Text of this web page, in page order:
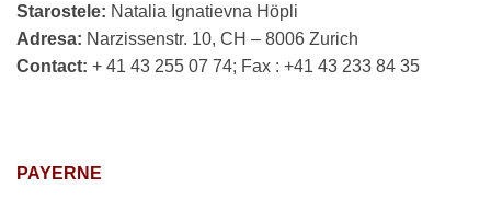
Starostele: Natalia Ignatievna Höpli
Adresa: Narzissenstr. 10, CH – 8006 Zurich
Contact: + 41 43 255 07 74; Fax : +41 43 233 84 35
PAYERNE